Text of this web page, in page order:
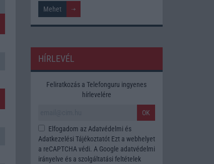
HÍRLEVÉL
Feliratkozás a Telefonguru ingyenes
hírlevelére
OK
Elfogadom az Adatvédelmi és
Adatkezelési TájékoztatótEzt a webhelyet
a reCAPTCHA védi. A Google adatvédelmi
irányelve és a szolgáltatási feltételek